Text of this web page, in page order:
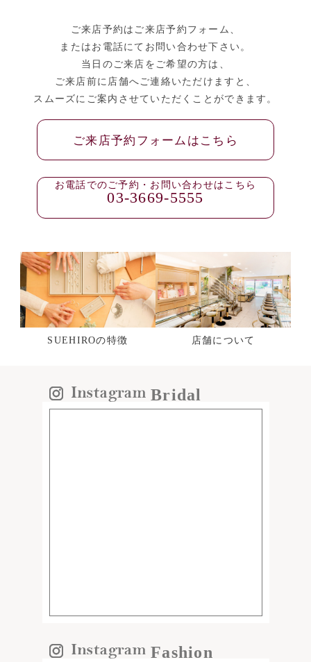
ご来店予約はご来店予約フォーム、
またはお電話にてお問い合わせ下さい。
当日のご来店をご希望の方は、
ご来店前に店舗へご連絡いただけますと、
スムーズにご案内させていただくことができます。
ご来店予約フォームはこちら
お電話でのご予約・お問い合わせはこちら
03-3669-5555
SUEHIROの特徴 店舗について
Bridal
Fashion